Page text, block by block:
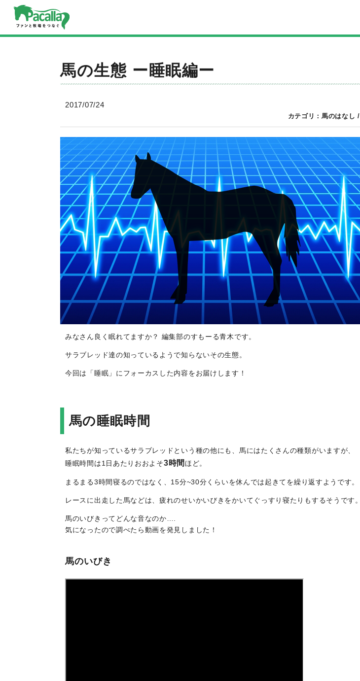
馬の生態 ー睡眠編ー
2017/07/24
カテゴリ： 馬のはなし /
みなさん良く眠れてますか？ 編集部のすもーる青木です。
サラブレッド達の知っているようで知らないその生態。
今回は「睡眠」にフォーカスした内容をお届けします！
馬の睡眠時間
私たちが知っているサラブレッドという種の他にも、馬にはたくさんの種類がいますが、
睡眠時間は1日あたりおおよそ3時間ほど。
まるまる3時間寝るのではなく、15分~30分くらいを休んでは起きてを繰り返すようです。
レースに出走した馬などは、疲れのせいかいびきをかいてぐっすり寝たりもするそうです。
馬のいびきってどんな音なのか….
気になったので調べたら動画を発見しました！
馬のいびき